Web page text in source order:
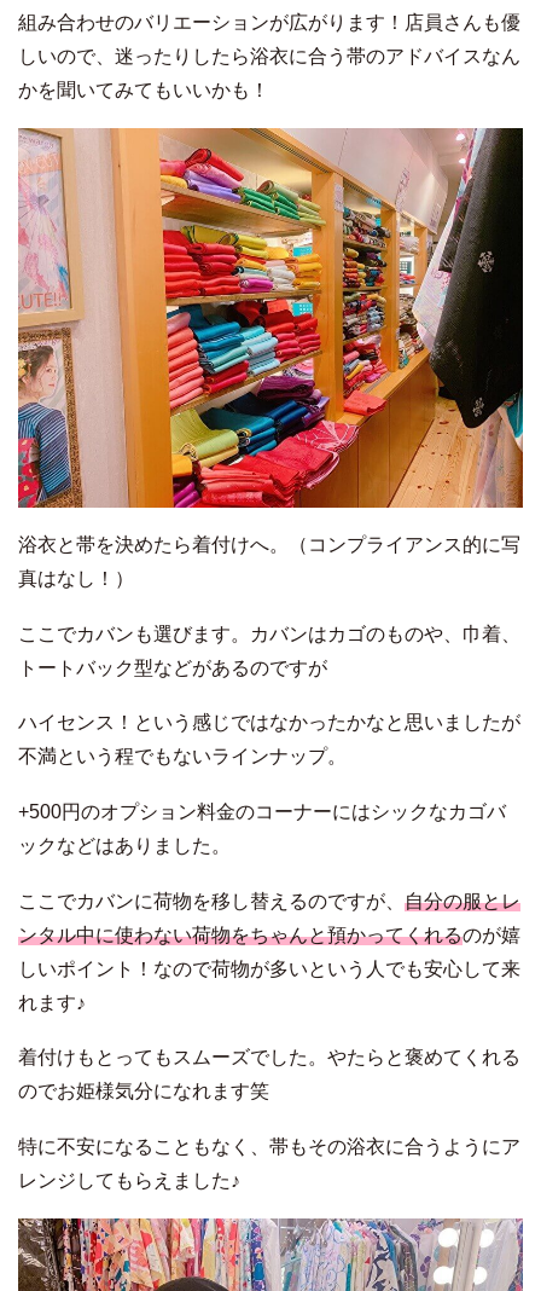
組み合わせのバリエーションが広がります！店員さんも優
しいので、迷ったりしたら浴衣に合う帯のアドバイスなん
かを聞いてみてもいいかも！
浴衣と帯を決めたら着付けへ。（コンプライアンス的に写
真はなし！）
ここでカバンも選びます。カバンはカゴのものや、巾着、
トートバック型などがあるのですが
ハイセンス！という感じではなかったかなと思いましたが
不満という程でもないラインナップ。
+500円のオプション料金のコーナーにはシックなカゴバ
ックなどはありました。
ここでカバンに荷物を移し替えるのですが、 自分の服とレ
ンタル中に使わない荷物をちゃんと預かってくれるのが嬉
しいポイント！なので荷物が多いという人でも安心して来
れます♪
着付けもとってもスムーズでした。やたらと褒めてくれる
のでお姫様気分になれます笑
特に不安になることもなく、帯もその浴衣に合うようにア
レンジしてもらえました♪